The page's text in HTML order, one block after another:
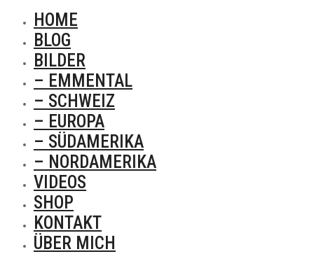
HOME
BLOG
BILDER
– EMMENTAL
– SCHWEIZ
– EUROPA
– SÜDAMERIKA
– NORDAMERIKA
VIDEOS
SHOP
KONTAKT
ÜBER MICH